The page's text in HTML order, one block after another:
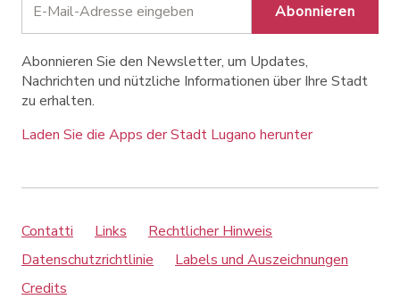
Abonnieren
Abonnieren Sie den Newsletter, um Updates,
Nachrichten und nützliche Informationen über Ihre Stadt
zu erhalten.
Laden Sie die Apps der Stadt Lugano herunter
Contatti Links
Rechtlicher Hinweis
Datenschutzrichtlinie
Labels und Auszeichnungen
Credits